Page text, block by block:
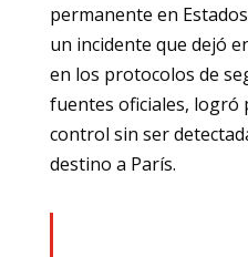
permanente en
un incidente que dejó
en los protocolos de
fuentes oficiales, logró
control sin ser
destino a París.